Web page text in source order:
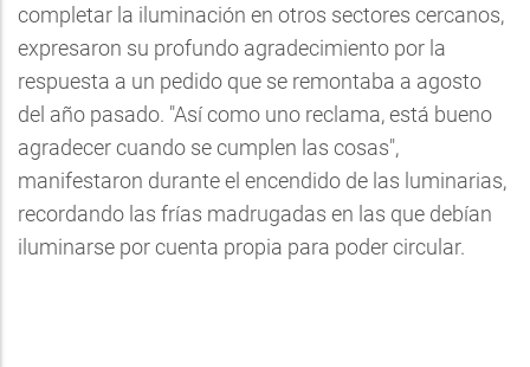
completar la iluminación en otros sectores cercanos,
expresaron su profundo agradecimiento por la
respuesta a un pedido que se remontaba a agosto
del año pasado. "Así como uno reclama, está bueno
agradecer cuando se cumplen las cosas",
manifestaron durante el encendido de las luminarias,
recordando las frías madrugadas en las que debían
iluminarse por cuenta propia para poder circular.